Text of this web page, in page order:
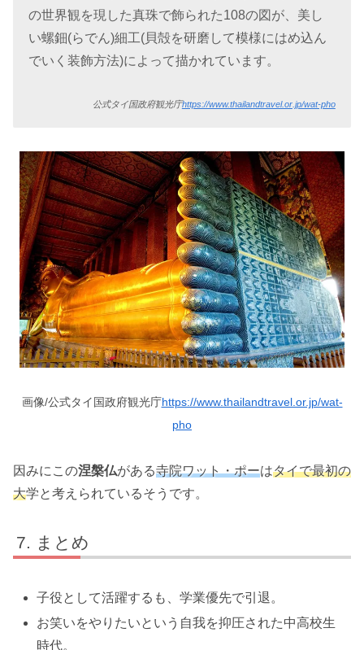
の世界観を現した真珠で飾られた108の図が、美し
い螺鈿(らでん)細工(貝殻を研磨して模様にはめ込ん
でいく装飾方法)によって描かれています。
公式タイ国政府観光庁https://www.thailandtravel.or.jp/wat-pho
画像/公式タイ国政府観光庁https://www.thailandtravel.or.jp/wat-
pho
因みにこの涅槃仏がある寺院ワット・ポーはタイで最初の
大学と考えられているそうです。
まとめ
子役として活躍するも、学業優先で引退。
お笑いをやりたいという自我を抑圧された中高校生
時代。